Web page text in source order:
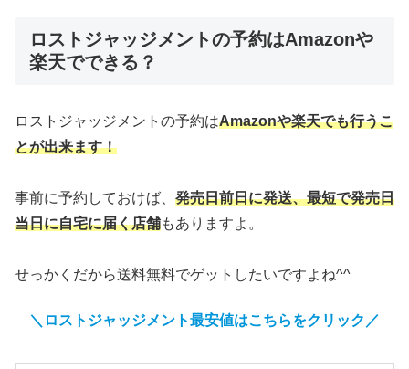
ロストジャッジメントの予約はAmazonや
楽天でできる？
ロストジャッジメントの予約はAmazonや楽天でも行うこ
とが出来ます！
事前に予約しておけば、 発売日前日に発送、最短で発売日
当日に自宅に届く店舗もありますよ。
せっかくだから送料無料でゲットしたいですよね^^
＼ロストジャッジメント最安値はこちらをクリック ／